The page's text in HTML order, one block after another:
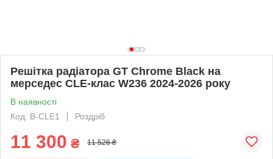
Решітка радіатора GT Chrome Black на
мерседес CLE-клас W236 2024-2026 року
В наявності
Код: B-CLE1
Роздріб
11 300 ₴ 11 526 ₴